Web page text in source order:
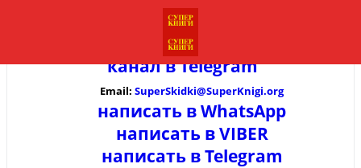
канал вTelegram
Email: SuperSkidki@SuperKnigi.org
написать в WhatsApp
написать в VIBER
написать в Telegram